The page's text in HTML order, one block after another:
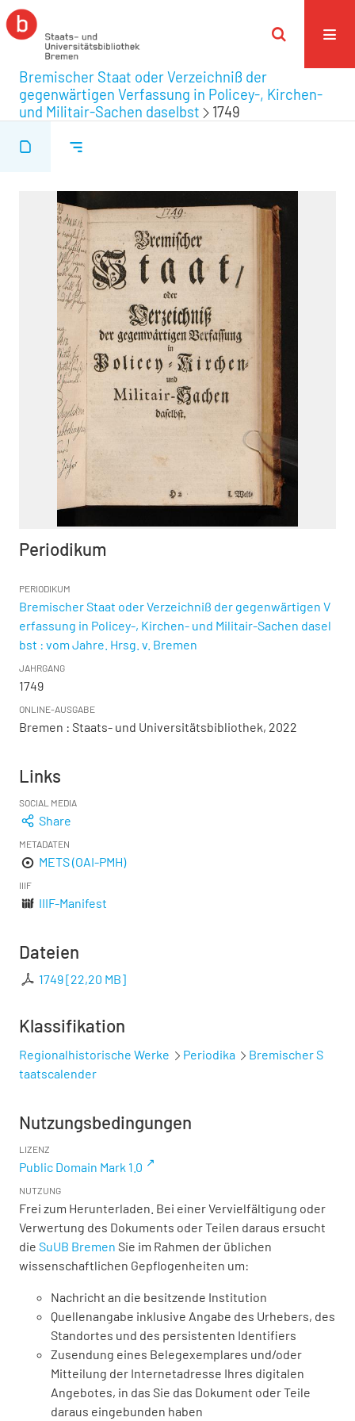
Bremischer Staat oder Verzeichniß der
gegenwärtigen Verfassung in Policey-, Kirchen-
und Militair-Sachen daselbst
1749
Periodikum
PERIODIKUM
Bremischer Staat oder Verzeichniß der gegenwärtigen V
erfassung in Policey-, Kirchen- und Militair-Sachen dasel
bst : vom Jahre. Hrsg. v. Bremen
JAHRGANG
1749
ONLINE-AUSGABE
Bremen : Staats- und Universitätsbibliothek, 2022
Links
SOCIAL MEDIA
Share
METADATEN
METS (OAI-PMH)
IIIF
IIIF-Manifest
Dateien
1749[22,20 MB]
Klassifikation
Regionalhistorische Werke Periodika
Bremischer S
taatscalender
Nutzungsbedingungen
LIZENZ
Public Domain Mark 1.0
NUTZUNG
Frei zum Herunterladen. Bei einer Vervielfältigung oder
Verwertung des Dokuments oder Teilen daraus ersucht
die SuUB Bremen Sie im Rahmen der üblichen
wissenschaftlichen Gepflogenheiten um:
Nachricht an die besitzende Institution
Quellenangabe inklusive Angabe des Urhebers, des
Standortes und des persistenten Identifiers
Zusendung eines Belegexemplares und/oder
Mitteilung der Internetadresse Ihres digitalen
Angebotes, in das Sie das Dokument oder Teile
daraus eingebunden haben